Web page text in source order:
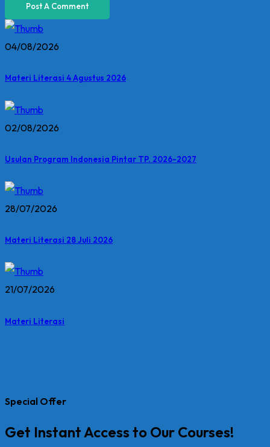
04/08/2026
Materi Literasi 4 Agustus 2026
02/08/2026
Usulan Program Indonesia Pintar TP. 2026-2027
28/07/2026
Materi Literasi 28 Juli 2026
21/07/2026
Materi Literasi
Special Offer
Get Instant Access to Our Courses!